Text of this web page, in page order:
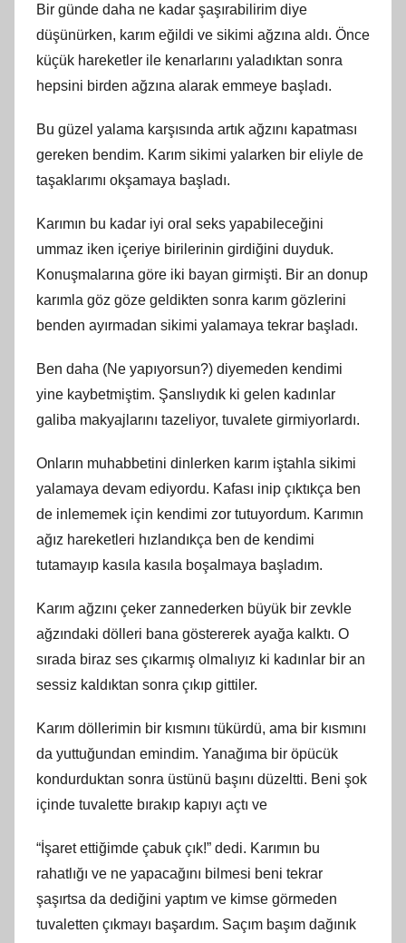
Bir günde daha ne kadar şaşırabilirim diye
düşünürken, karım eğildi ve sikimi ağzına aldı. Önce
küçük hareketler ile kenarlarını yaladıktan sonra
hepsini birden ağzına alarak emmeye başladı.
Bu güzel yalama karşısında artık ağzını kapatması
gereken bendim. Karım sikimi yalarken bir eliyle de
taşaklarımı okşamaya başladı.
Karımın bu kadar iyi oral seks yapabileceğini
ummaz iken içeriye birilerinin girdiğini duyduk.
Konuşmalarına göre iki bayan girmişti. Bir an donup
karımla göz göze geldikten sonra karım gözlerini
benden ayırmadan sikimi yalamaya tekrar başladı.
Ben daha (Ne yapıyorsun?) diyemeden kendimi
yine kaybetmiştim. Şanslıydık ki gelen kadınlar
galiba makyajlarını tazeliyor, tuvalete girmiyorlardı.
Onların muhabbetini dinlerken karım iştahla sikimi
yalamaya devam ediyordu. Kafası inip çıktıkça ben
de inlememek için kendimi zor tutuyordum. Karımın
ağız hareketleri hızlandıkça ben de kendimi
tutamayıp kasıla kasıla boşalmaya başladım.
Karım ağzını çeker zannederken büyük bir zevkle
ağzındaki dölleri bana göstererek ayağa kalktı. O
sırada biraz ses çıkarmış olmalıyız ki kadınlar bir an
sessiz kaldıktan sonra çıkıp gittiler.
Karım döllerimin bir kısmını tükürdü, ama bir kısmını
da yuttuğundan emindim. Yanağıma bir öpücük
kondurduktan sonra üstünü başını düzeltti. Beni şok
içinde tuvalette bırakıp kapıyı açtı ve
“İşaret ettiğimde çabuk çık!” dedi. Karımın bu
rahatlığı ve ne yapacağını bilmesi beni tekrar
şaşırtsa da dediğini yaptım ve kimse görmeden
tuvaletten çıkmayı başardım. Saçım başım dağınık